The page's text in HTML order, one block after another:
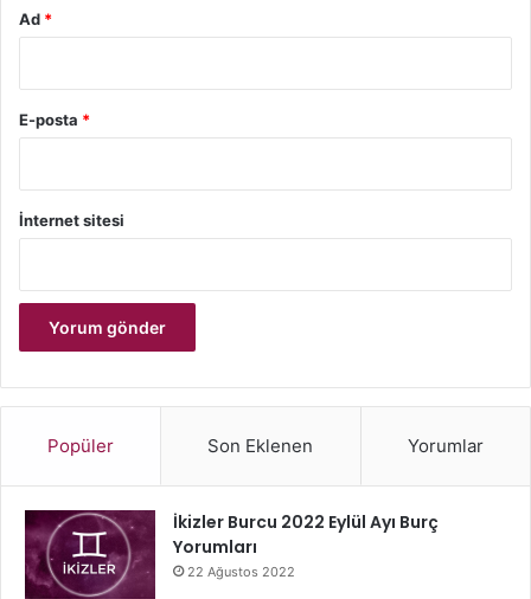
Ad *
E-posta *
İnternet sitesi
Popüler Son Eklenen Yorumlar
İkizler Burcu 2022 Eylül Ayı Burç
Yorumları
22 Ağustos 2022